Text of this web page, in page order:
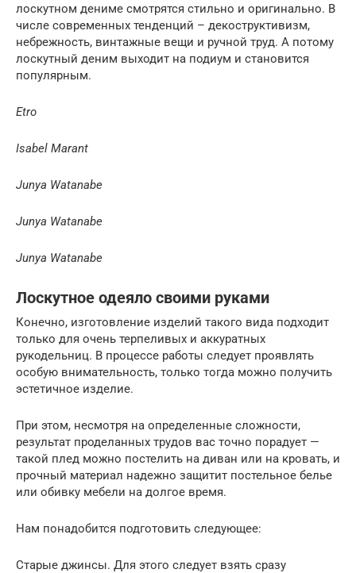
лоскутном дениме смотрятся стильно и оригинально. В
числе современных тенденций – декоструктивизм,
небрежность, винтажные вещи и ручной труд. А потому
лоскутный деним выходит на подиум и становится
популярным.
Etro
Isabel Marant
Junya Watanabe
Junya Watanabe
Junya Watanabe
Лоскутное одеяло своими руками
Конечно, изготовление изделий такого вида подходит
только для очень терпеливых и аккуратных
рукодельниц. В процессе работы следует проявлять
особую внимательность, только тогда можно получить
эстетичное изделие.
При этом, несмотря на определенные сложности,
результат проделанных трудов вас точно порадует —
такой плед можно постелить на диван или на кровать, и
прочный материал надежно защитит постельное белье
или обивку мебели на долгое время.
Нам понадобится подготовить следующее:
Старые джинсы. Для этого следует взять сразу